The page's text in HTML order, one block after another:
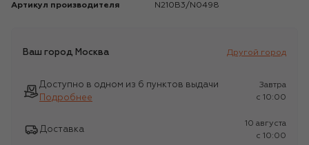
Артикул производителя N210B3/N0498
Ваш город Москва Другой город
Доступно в одном из 6 пунктов выдачи
Подробнее
Завтра
c 10:00
Доставка
10 августа
c 10:00